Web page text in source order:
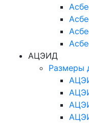
АЦЭИД
Размеры